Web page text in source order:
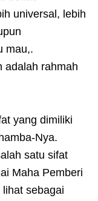
universal, lebih
mau,.
adalah rahmah
yang dimiliki
Nya.
satu sifat
Maha Pemberi
sebagai